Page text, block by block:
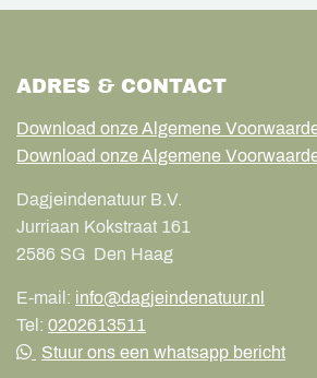
ADRES & CONTACT
Download onze Algemene
Download onze Algemene
Dagjeindenatuur B.V.
Jurriaan Kokstraat 161
2586 SG Den Haag
E-mail: info@dagjeindenatuur.nl
Tel: 0202613511
Stuur ons een whatsapp bericht